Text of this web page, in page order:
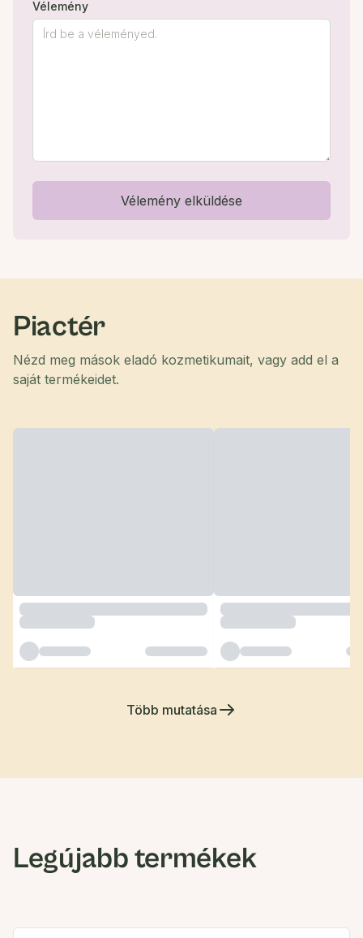
Vélemény
Vélemény elküldése
Piactér
Nézd meg mások eladó kozmetikumait, vagy add el a
saját termékeidet.
Több mutatása
Legújabb termékek